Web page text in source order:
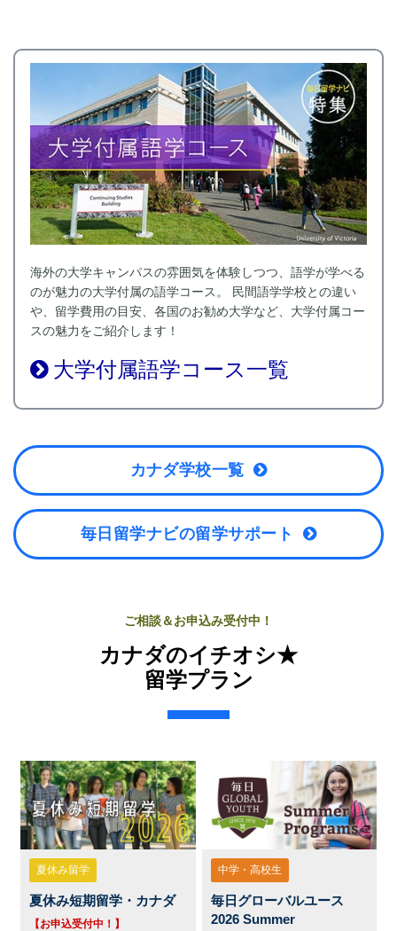
海外の大学キャンパスの雰囲気を体験しつつ、語学が学べる
のが魅力の大学付属の語学コース。 民間語学学校との違い
や、留学費用の目安、各国のお勧め大学など、大学付属コー
スの魅力をご紹介します！
大学付属語学コース一覧
カナダ学校一覧
毎日留学ナビの留学サポート
ご相談＆お申込み受付中！
カナダのイチオシ★
留学プラン
夏休み留学
夏休み短期留学・カナダ
【お申込受付中！】
中学・高校生
毎日グローバルユース
2026 Summer